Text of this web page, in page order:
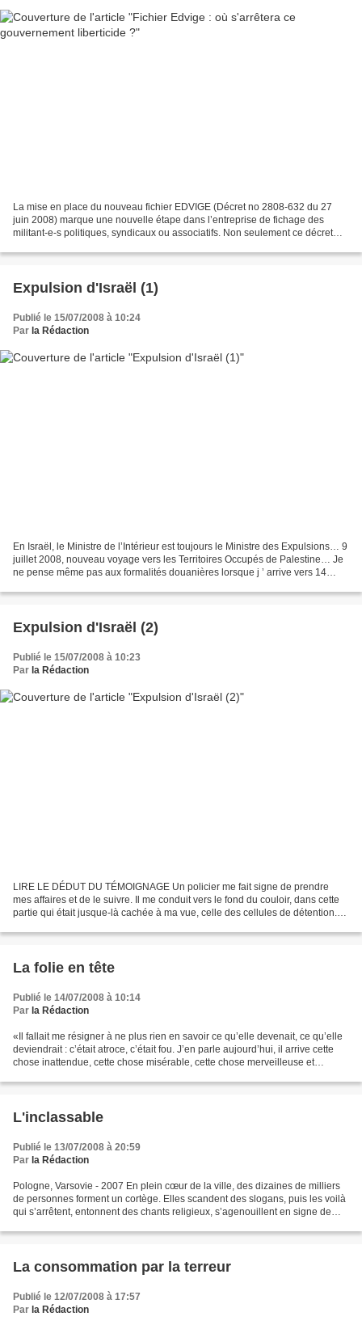
La mise en place du nouveau fichier EDVIGE (Décret no 2808-632 du 27
juin 2008) marque une nouvelle étape dans l’entreprise de fichage des
militant-e-s politiques, syndicaux ou associatifs. Non seulement ce décret
Expulsion d'Israël (1)
Publié le 15/07/2008 à 10:24
Par la Rédaction
En Israël, le Ministre de l’Intérieur est toujours le Ministre des Expulsions… 9
juillet 2008, nouveau voyage vers les Territoires Occupés de Palestine… Je
ne pense même pas aux formalités douanières lorsque j ’ arrive vers 14
Expulsion d'Israël (2)
Publié le 15/07/2008 à 10:23
Par la Rédaction
LIRE LE DÉDUT DU TÉMOIGNAGE Un policier me fait signe de prendre
mes affaires et de le suivre. Il me conduit vers le fond du couloir, dans cette
partie qui était jusque-là cachée à ma vue, celle des cellules de détention.
La folie en tête
Publié le 14/07/2008 à 10:14
Par la Rédaction
«Il fallait me résigner à ne plus rien en savoir ce qu’elle devenait, ce qu’elle
deviendrait : c’était atroce, c’était fou. J’en parle aujourd’hui, il arrive cette
chose inattendue, cette chose misérable, cette chose merveilleuse et
L'inclassable
Publié le 13/07/2008 à 20:59
Par la Rédaction
Pologne, Varsovie - 2007 En plein cœur de la ville, des dizaines de milliers
de personnes forment un cortège. Elles scandent des slogans, puis les voilà
qui s’arrêtent, entonnent des chants religieux, s’agenouillent en signe de
La consommation par la terreur
Publié le 12/07/2008 à 17:57
Par la Rédaction